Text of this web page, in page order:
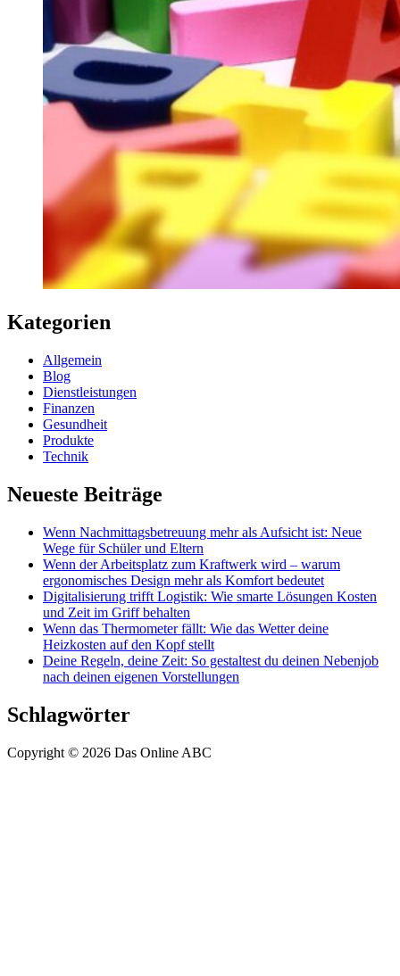
Kategorien
Allgemein
Blog
Dienstleistungen
Finanzen
Gesundheit
Produkte
Technik
Neueste Beiträge
Wenn Nachmittagsbetreuung mehr als Aufsicht ist: Neue
Wege für Schüler und Eltern
Wenn der Arbeitsplatz zum Kraftwerk wird – warum
ergonomisches Design mehr als Komfort bedeutet
Digitalisierung trifft Logistik: Wie smarte Lösungen Kosten
und Zeit im Griff behalten
Wenn das Thermometer fällt: Wie das Wetter deine
Heizkosten auf den Kopf stellt
Deine Regeln, deine Zeit: So gestaltest du deinen Nebenjob
nach deinen eigenen Vorstellungen
Schlagwörter
Copyright © 2026 Das Online ABC